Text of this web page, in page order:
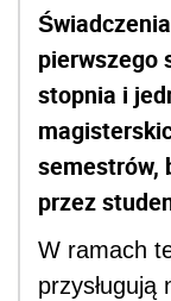
pierwszego
stopnia i
semestrów,
przez
W ramach
przysługują